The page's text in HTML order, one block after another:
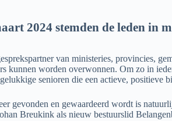
2024 stemden de leden
van ministeries, provincies,
kunnen worden overwonnen. Om zo in
senioren die een actieve, positieve
gevonden en gewaardeerd wordt is
Breukink als nieuw bestuurslid